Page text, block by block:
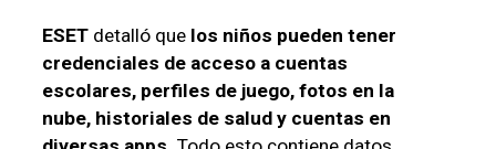
ESETdetalló quelos niños pueden tener
credenciales de acceso a cuentas
escolares, perfiles de juego, fotos en la
nube, historiales de salud y cuentas en